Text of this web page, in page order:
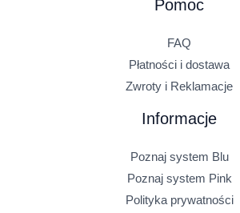
Pomoc
FAQ
Płatności i dostawa
Zwroty i Reklamacje
Informacje
Poznaj system Blu
Poznaj system Pink
Polityka prywatności